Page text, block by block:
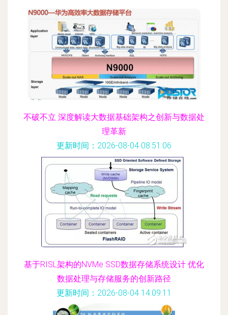
不破不立 深度解读大数据基础架构之创新与数据处
理革新
更新时间：2026-08-04 08:51:06
基于RISL架构的NVMe SSD数据存储系统设计 优化
数据处理与存储服务的创新路径
更新时间：2026-08-04 14:09:11